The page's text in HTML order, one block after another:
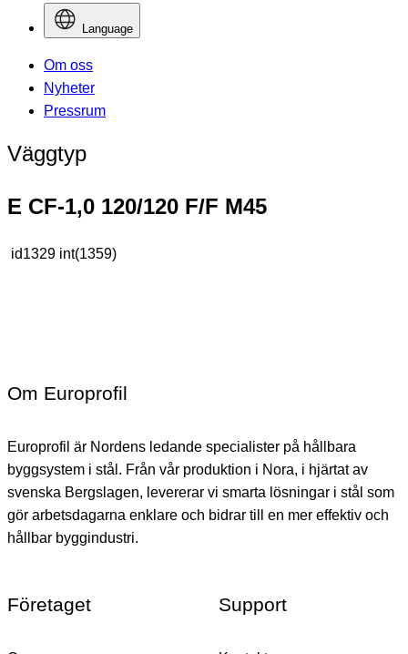
Language
Om oss
Nyheter
Pressrum
Väggtyp
E CF-1,0 120/120 F/F M45
id1329 int(1359)
Om Europrofil
Europrofil är Nordens ledande specialister på hållbara
byggsystem i stål. Från vår produktion i Nora, i hjärtat av
svenska Bergslagen, levererar vi smarta lösningar i stål som
gör arbetsdagarna enklare och bidrar till en mer effektiv och
hållbar byggindustri.
Företaget Support